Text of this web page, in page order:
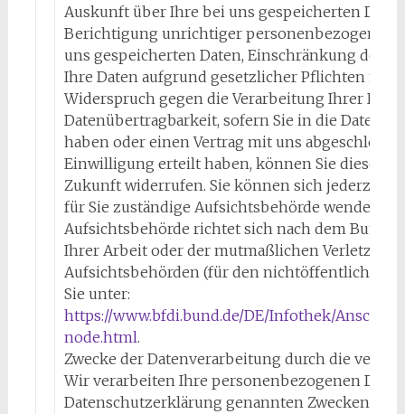
Auskunft über Ihre bei uns gespeicherten
Berichtigung unrichtiger personenbezogener
uns gespeicherten Daten, Einschränkung der
Ihre Daten aufgrund gesetzlicher Pflichten
Widerspruch gegen die Verarbeitung Ihrer
Datenübertragbarkeit, sofern Sie in die
haben oder einen Vertrag mit uns
Einwilligung erteilt haben, können Sie diese
Zukunft widerrufen. Sie können sich jederzeit
für Sie zuständige Aufsichtsbehörde wenden.
Aufsichtsbehörde richtet sich nach dem
Ihrer Arbeit oder der mutmaßlichen Verletzung.
Aufsichtsbehörden (für den nichtöffentlichen
Sie unter:
https://www.bfdi.bund.de/DE/Infothek/
node.html.
Zwecke der Datenverarbeitung durch die
Wir verarbeiten Ihre personenbezogenen
Datenschutzerklärung genannten Zwecken.